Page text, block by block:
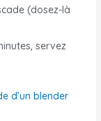
(dosez-là
servez
d’un blender